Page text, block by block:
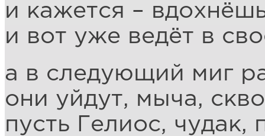
и кажется –
и вот уже ведёт в
а в следующий миг
они уйдут, мыча,
пусть Гелиос, чудак,